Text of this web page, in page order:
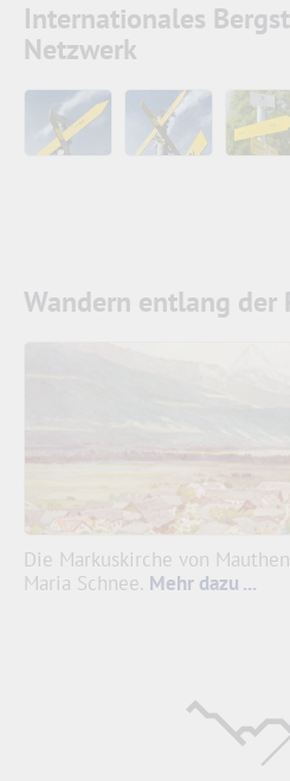
Internationales
Netzwerk
Wandern entlang der
Die Markuskirche von
Maria Schnee. Mehr dazu ...